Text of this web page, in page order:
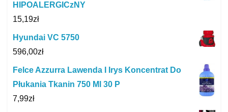
HIPOALERGICzNY
15,19zł
Hyundai VC 5750
596,00zł
Felce Azzurra Lawenda I Irys Koncentrat Do
Płukania Tkanin 750 Ml 30 P
7,99zł